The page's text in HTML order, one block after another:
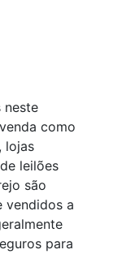
neste
como
lojas
leilões
são
vendidos a
para